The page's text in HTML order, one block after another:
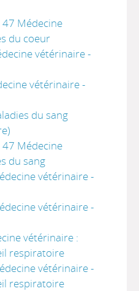
Médecine
du coeur
vétérinaire -
vétérinaire -
du sang
Médecine
du sang
vétérinaire -
vétérinaire -
vétérinaire :
respiratoire
vétérinaire -
respiratoire